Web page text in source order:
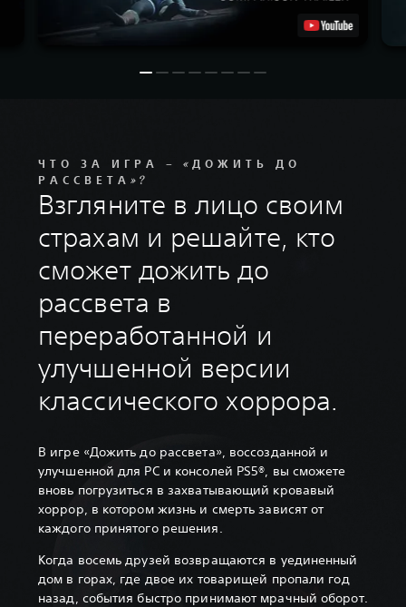
ЧТО ЗА ИГРА – «ДОЖИТЬ ДО
РАССВЕТА»?
Взгляните в лицо своим
страхам и решайте, кто
сможет дожить до
рассвета в
переработанной и
улучшенной версии
классического хоррора.
В игре «Дожить до рассвета», воссозданной и
улучшенной для PC и консолей PS5®, вы сможете
вновь погрузиться в захватывающий кровавый
хоррор, в котором жизнь и смерть зависят от
каждого принятого решения.
Когда восемь друзей возвращаются в уединенный
дом в горах, где двое их товарищей пропали год
назад, события быстро принимают мрачный оборот.